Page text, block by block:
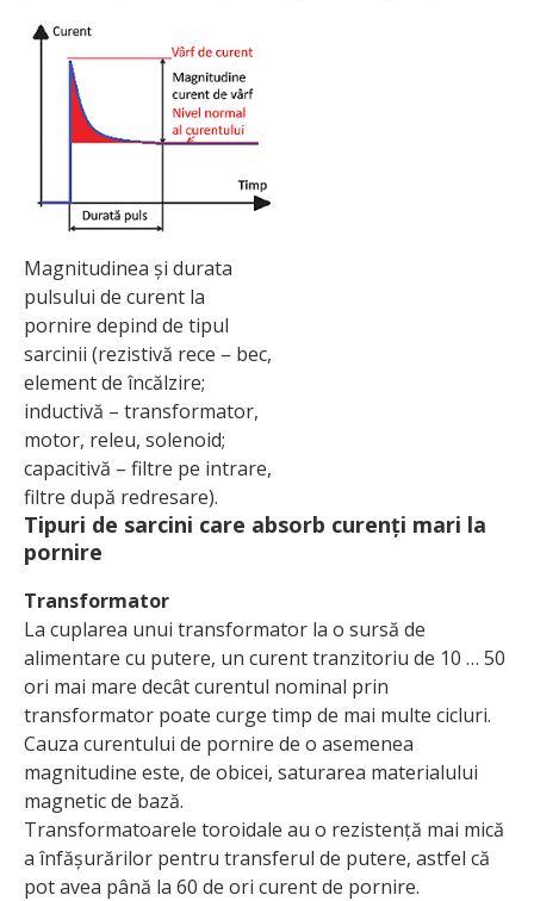
Magnitudinea și durata
pulsului de curent la
pornire depind de tipul
sarcinii (rezistivă rece – bec,
element de încălzire;
inductivă – transformator,
motor, releu, solenoid;
capacitivă – filtre pe intrare,
filtre după redresare).
Tipuri de sarcini care absorb curenți mari la
pornire
Transformator
La cuplarea unui transformator la o sursă de
alimentare cu putere, un curent tranzitoriu de 10 … 50
ori mai mare decât curentul nominal prin
transformator poate curge timp de mai multe cicluri.
Cauza curentului de pornire de o asemenea
magnitudine este, de obicei, saturarea materialului
magnetic de bază.
Transformatoarele toroidale au o rezistență mai mică
a înfășurărilor pentru transferul de putere, astfel că
pot avea până la 60 de ori curent de pornire.